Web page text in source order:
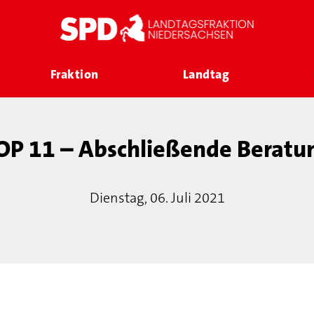
Fraktion Landtag
11 – Abschließende
Dienstag, 06. Juli 2021